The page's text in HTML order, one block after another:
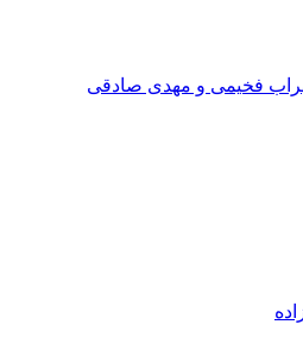
و مهدی صادقی